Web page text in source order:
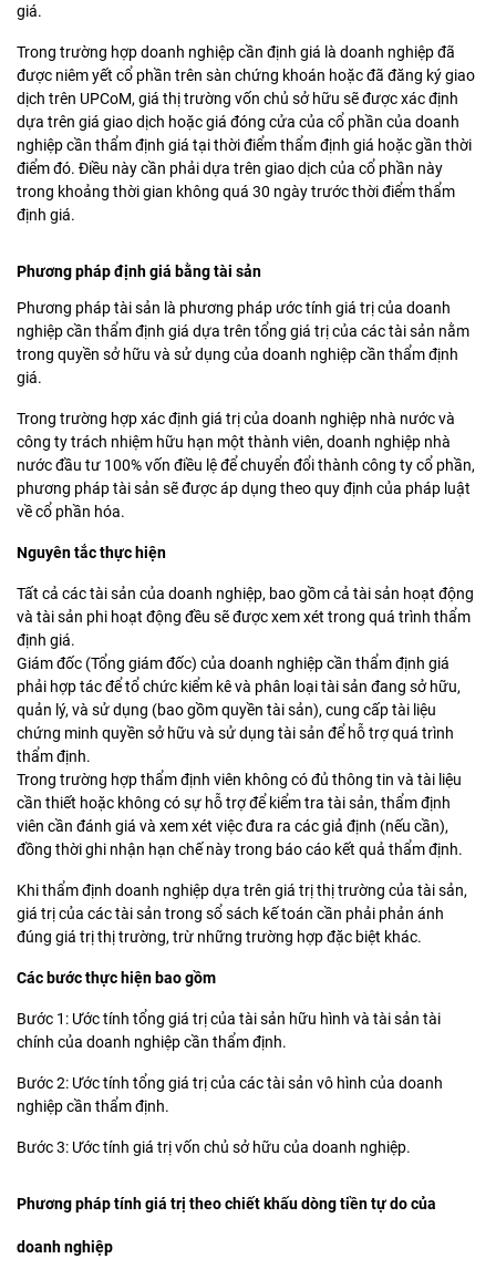
giá.
Trong trường hợp doanh nghiệp cần định giá là doanh nghiệp đã
được niêm yết cổ phần trên sàn chứng khoán hoặc đã đăng ký giao
dịch trên UPCoM, giá thị trường vốn chủ sở hữu sẽ được xác định
dựa trên giá giao dịch hoặc giá đóng cửa của cổ phần của doanh
nghiệp cần thẩm định giá tại thời điểm thẩm định giá hoặc gần thời
điểm đó. Điều này cần phải dựa trên giao dịch của cổ phần này
trong khoảng thời gian không quá 30 ngày trước thời điểm thẩm
định giá.
Phương pháp định giá bằng tài sản
Phương pháp tài sản là phương pháp ước tính giá trị của doanh
nghiệp cần thẩm định giá dựa trên tổng giá trị của các tài sản nằm
trong quyền sở hữu và sử dụng của doanh nghiệp cần thẩm định
giá.
Trong trường hợp xác định giá trị của doanh nghiệp nhà nước và
công ty trách nhiệm hữu hạn một thành viên, doanh nghiệp nhà
nước đầu tư 100% vốn điều lệ để chuyển đổi thành công ty cổ phần,
phương pháp tài sản sẽ được áp dụng theo quy định của pháp luật
về cổ phần hóa.
Nguyên tắc thực hiện
Tất cả các tài sản của doanh nghiệp, bao gồm cả tài sản hoạt động
và tài sản phi hoạt động đều sẽ được xem xét trong quá trình thẩm
định giá.
Giám đốc (Tổng giám đốc) của doanh nghiệp cần thẩm định giá
phải hợp tác để tổ chức kiểm kê và phân loại tài sản đang sở hữu,
quản lý, và sử dụng (bao gồm quyền tài sản), cung cấp tài liệu
chứng minh quyền sở hữu và sử dụng tài sản để hỗ trợ quá trình
thẩm định.
Trong trường hợp thẩm định viên không có đủ thông tin và tài liệu
cần thiết hoặc không có sự hỗ trợ để kiểm tra tài sản, thẩm định
viên cần đánh giá và xem xét việc đưa ra các giả định (nếu cần),
đồng thời ghi nhận hạn chế này trong báo cáo kết quả thẩm định.
Khi thẩm định doanh nghiệp dựa trên giá trị thị trường của tài sản,
giá trị của các tài sản trong sổ sách kế toán cần phải phản ánh
đúng giá trị thị trường, trừ những trường hợp đặc biệt khác.
Các bước thực hiện bao gồm
Bước 1: Ước tính tổng giá trị của tài sản hữu hình và tài sản tài
chính của doanh nghiệp cần thẩm định.
Bước 2: Ước tính tổng giá trị của các tài sản vô hình của doanh
nghiệp cần thẩm định.
Bước 3: Ước tính giá trị vốn chủ sở hữu của doanh nghiệp.
Phương pháp tính giá trị theo chiết khấu dòng tiền tự do của
doanh nghiệp